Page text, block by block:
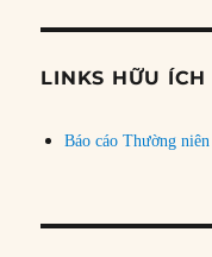
đề
LINKS HỮU ÍCH
Báo cáo Thường